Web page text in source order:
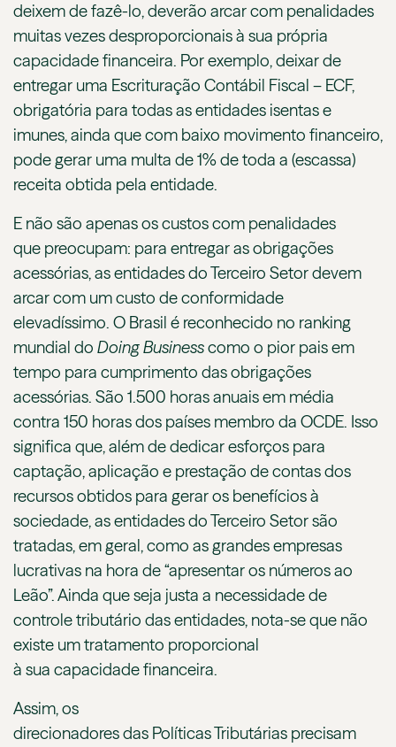
deixem de fazê-lo, deverão arcar com penalidades
muitas vezes desproporcionais à sua própria
capacidade financeira. Por exemplo, deixar de
entregar uma Escrituração Contábil Fiscal – ECF,
obrigatória para todas as entidades isentas e
imunes, ainda que com baixo movimento financeiro,
pode gerar uma multa de 1% de toda a (escassa)
receita obtida pela entidade.
E não são apenas os custos com penalidades
que preocupam: para entregar as obrigações
acessórias, as entidades do Terceiro Setor devem
arcar com um custo de conformidade
elevadíssimo. O Brasil é reconhecido no ranking
mundial do Doing Businesscomo o pior pais em
tempo para cumprimento das obrigações
acessórias. São 1.500 horas anuais em média
contra 150 horas dos países membro da OCDE. Isso
significa que, além de dedicar esforços para
captação, aplicação e prestação de contas dos
recursos obtidos para gerar os benefícios à
sociedade, as entidades do Terceiro Setor são
tratadas, em geral, como as grandes empresas
lucrativas na hora de “apresentar os números ao
Leão”. Ainda que seja justa a necessidade de
controle tributário das entidades, nota-se que não
existe um tratamento proporcional
à sua capacidade financeira.
Assim, os
direcionadores das Políticas Tributárias precisam